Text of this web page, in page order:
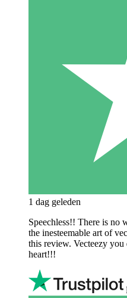
1 dag geleden
Speechless!! There is no
the inesteemable art of
this review. Vecteezy
heart!!!